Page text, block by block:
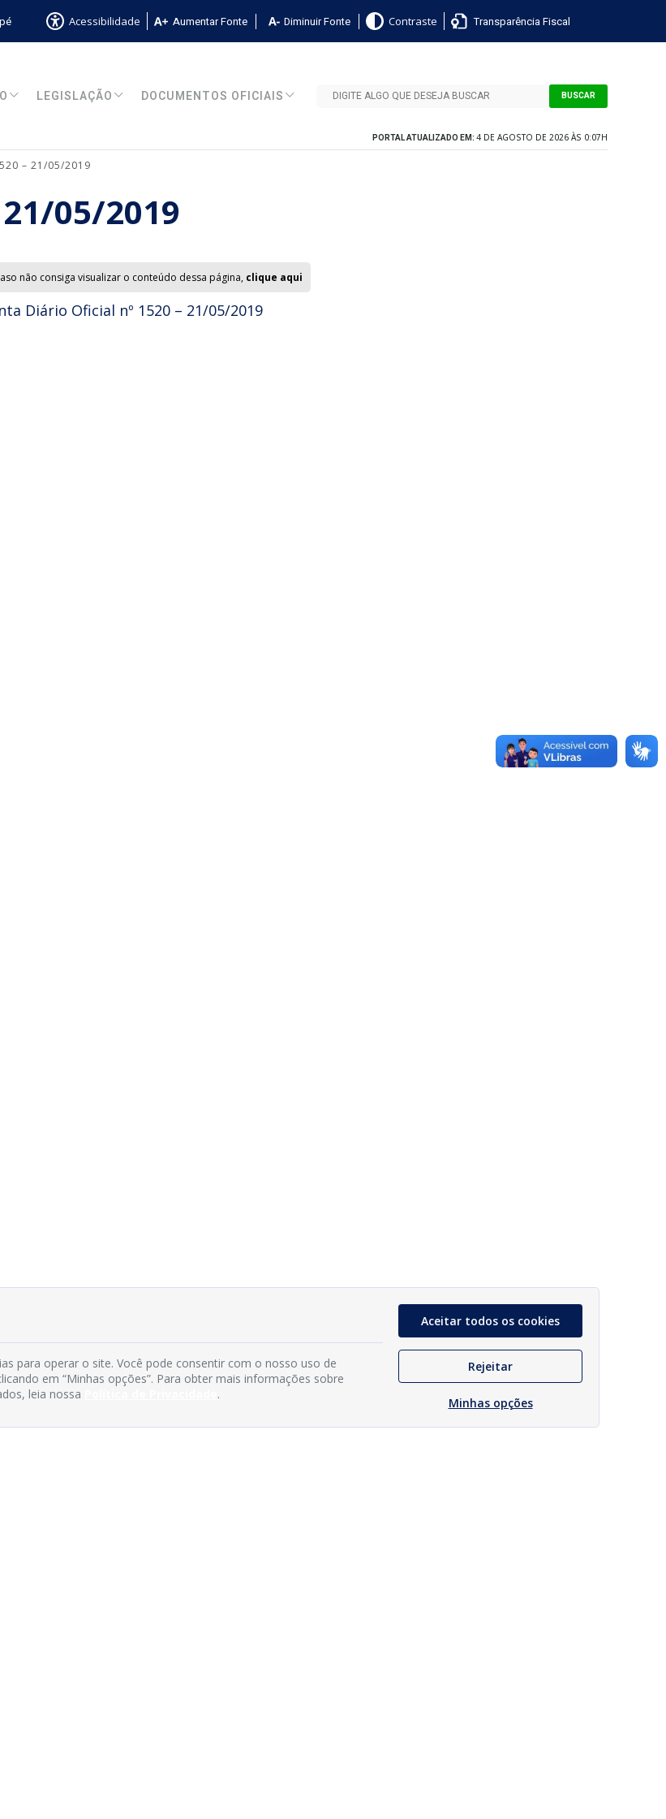
Acessibilidade Aumentar Fonte Diminuir Fonte Contraste Transparência Fiscal
LEGISLAÇÃO DOCUMENTOS OFICIAIS BUSCAR
PORTAL ATUALIZADO EM: 4 DE AGOSTO DE 2026 ÀS 0:07H
– 21/05/2019
05/2019
não consiga visualizar o conteúdo dessa página, clique aqui
Diário Oficial nº 1520 – 21/05/2019
para operar o site. Você pode consentir com o nosso uso de
em “Minhas opções”. Para obter mais informações sobre
leia nossa
.
Aceitar todos os cookies
Rejeitar
Minhas opções